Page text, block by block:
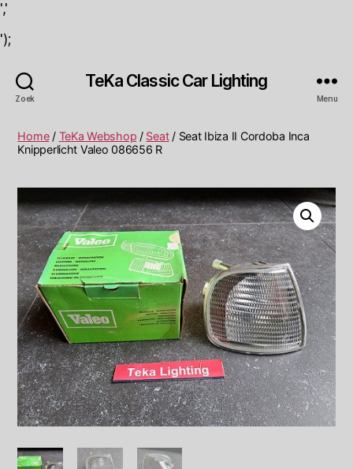
','
');
Zoek
TeKa Classic Car Lighting
Menu
Home/ TeKa Webshop / Seat/ Seat Ibiza II Cordoba Inca
Knipperlicht Valeo 086656 R